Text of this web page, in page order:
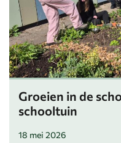
Groeien in de
schooltuin
18 mei 2026